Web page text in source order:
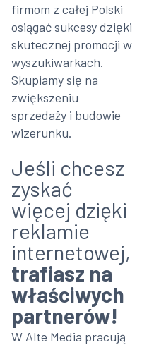
firmom z całej Polski
osiągać sukcesy dzięki
skutecznej promocji w
wyszukiwarkach.
Skupiamy się na
zwiększeniu
sprzedaży i budowie
wizerunku.
Jeśli chcesz
zyskać
więcej dzięki
reklamie
internetowej,
trafiasz na
właściwych
partnerów!
W Alte Media pracują